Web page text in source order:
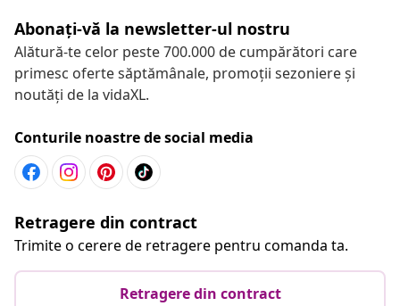
Abonați-vă la newsletter-ul nostru
Alătură-te celor peste 700.000 de cumpărători care
primesc oferte săptămânale, promoții sezoniere și
noutăți de la vidaXL.
Conturile noastre de social media
Retragere din contract
Trimite o cerere de retragere pentru comanda ta.
Retragere din contract